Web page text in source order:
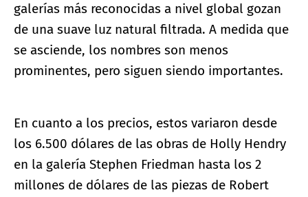
galerías más reconocidas a nivel global gozan
de una suave luz natural filtrada. A medida que
se asciende, los nombres son menos
prominentes, pero siguen siendo importantes.
En cuanto a los precios, estos variaron desde
los 6.500 dólares de las obras de Holly Hendry
en la galería Stephen Friedman hasta los 2
millones de dólares de las piezas de Robert